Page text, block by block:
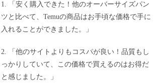
1. 「安く購入できた！他のオーバーサイズパン
ツと比べて、Temuの商品はお手頃な価格で手に
入れることができました。」
2. 「他のサイトよりもコスパが良い！品質もし
っかりしていて、この価格で買えるのはお得だ
と感じました。」